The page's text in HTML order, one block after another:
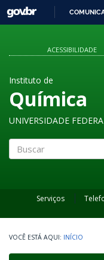
GOVBR
ACESSIBILIDADE
Instituto de
Química
UNIVERSIDADE
Serviços
INÍCIO